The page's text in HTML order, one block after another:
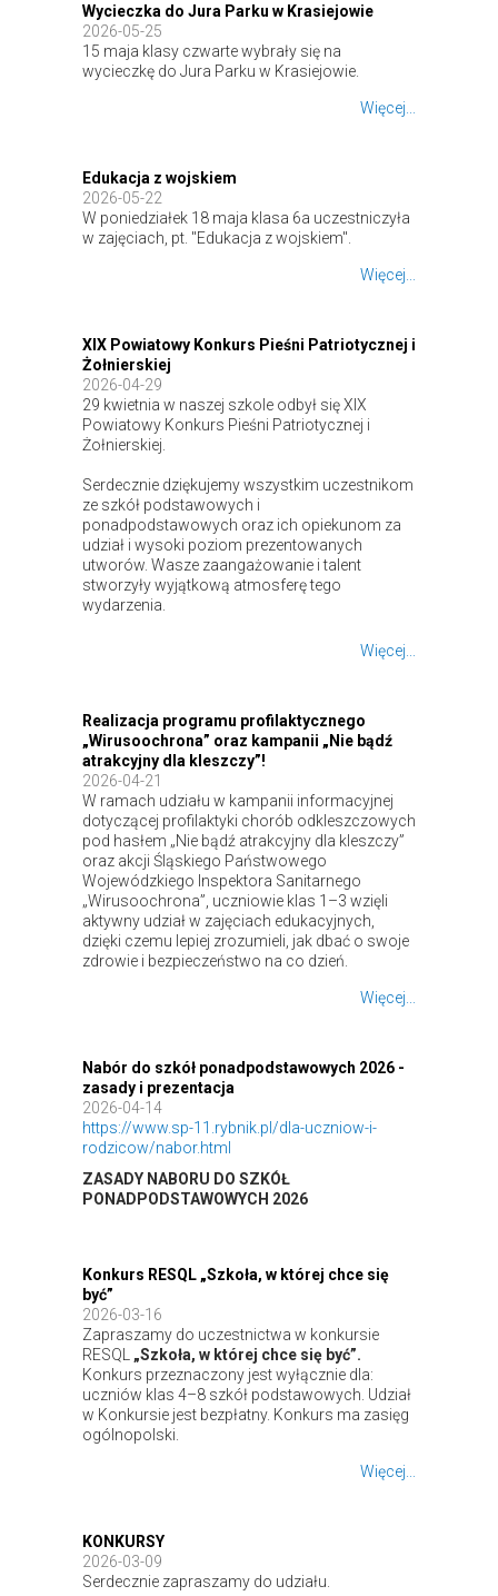
Wycieczka do Jura Parku w Krasiejowie
2026-05-25
15 maja klasy czwarte wybrały się na
wycieczkę do Jura Parku w Krasiejowie.
Więcej...
Edukacja z wojskiem
2026-05-22
W poniedziałek 18 maja klasa 6a uczestniczyła
w zajęciach, pt. "Edukacja z wojskiem".
Więcej...
XIX Powiatowy Konkurs Pieśni Patriotycznej i
Żołnierskiej
2026-04-29
29 kwietnia w naszej szkole odbył się XIX
Powiatowy Konkurs Pieśni Patriotycznej i
Żołnierskiej.
Serdecznie dziękujemy wszystkim uczestnikom
ze szkół podstawowych i
ponadpodstawowych oraz ich opiekunom za
udział i wysoki poziom prezentowanych
utworów. Wasze zaangażowanie i talent
stworzyły wyjątkową atmosferę tego
wydarzenia.
Więcej...
Realizacja programu profilaktycznego
„Wirusoochrona” oraz kampanii „Nie bądź
atrakcyjny dla kleszczy”!
2026-04-21
W ramach udziału w kampanii informacyjnej
dotyczącej profilaktyki chorób odkleszczowych
pod hasłem „Nie bądź atrakcyjny dla kleszczy”
oraz akcji Śląskiego Państwowego
Wojewódzkiego Inspektora Sanitarnego
„Wirusoochrona”, uczniowie klas 1–3 wzięli
aktywny udział w zajęciach edukacyjnych,
dzięki czemu lepiej zrozumieli, jak dbać o swoje
zdrowie i bezpieczeństwo na co dzień.
Więcej...
Nabór do szkół ponadpodstawowych 2026 -
zasady i prezentacja
2026-04-14
https://www.sp-11.rybnik.pl/dla-uczniow-i-
rodzicow/nabor.html
ZASADY NABORU DO SZKÓŁ
PONADPODSTAWOWYCH 2026
Konkurs RESQL „Szkoła, w której chce się
być”
2026-03-16
Zapraszamy do uczestnictwa w konkursie
RESQL „Szkoła, w której chce się być”.
Konkurs przeznaczony jest wyłącznie dla:
uczniów klas 4–8 szkół podstawowych. Udział
w Konkursie jest bezpłatny. Konkurs ma zasięg
ogólnopolski.
Więcej...
KONKURSY
2026-03-09
Serdecznie zapraszamy do udziału.